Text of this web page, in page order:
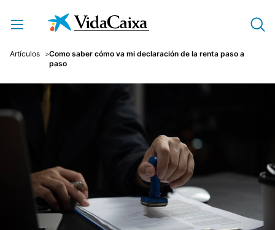
Saltar al contenido principal
Artículos
Como saber cómo va mi declaración de la renta paso a
paso